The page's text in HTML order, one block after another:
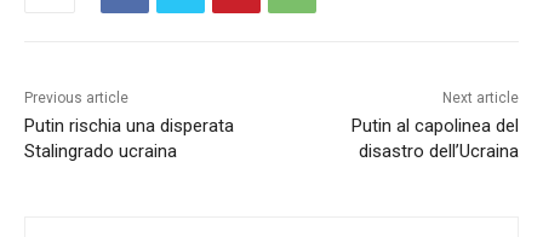
Previous article
Putin rischia una disperata
Stalingrado ucraina
Next article
Putin al capolinea del
disastro dell’Ucraina